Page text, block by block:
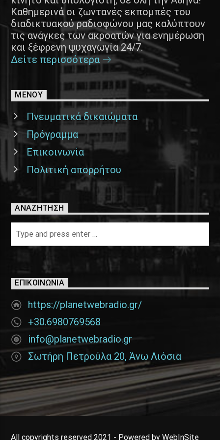
Καθημερινά οι ζωντανές εκπομπές του
διαδικτυακού ραδιοφώνου μας καλύπτουν
τις ανάγκες των ακροατών για ενημέρωση
και ξέφρενη ψυχαγωγία 24/7.
Δείτε περισσότερα
ΜΕΝΟΥ
Πνευματικά δικαιώματα
Πρόγραμμα
Επικοινωνία
Πολιτική απορρήτου
ΑΝΑΖΉΤΗΣΗ
ΕΠΙΚΟΙΝΩΝΊΑ
https://planetwebradio.gr/
+30.6980769568
info@planetwebradio.gr
Σωτήρη Πετρούλα 20, Άνω Λιόσια
All copyrights reserved 2021 - Powered by WebInSite